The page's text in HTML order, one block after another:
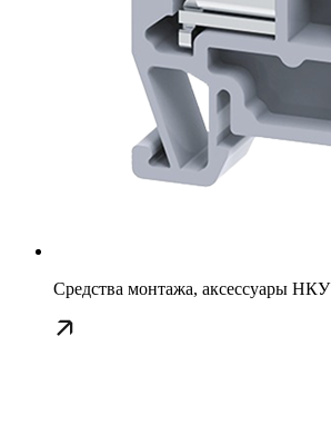
Средства монтажа, аксессуары НКУ